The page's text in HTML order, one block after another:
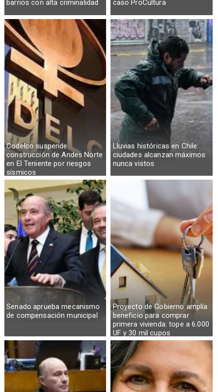
barrios con alta criminalidad
caso ProCultura
Codelco suspende
construcción de Andes Norte
en El Teniente por riesgos
sísmicos
Lluvias históricas en Chile:
ciudades alcanzan máximos
nunca vistos
Senado aprueba mecanismo
de compensación municipal
Proyecto de Gobierno amplía
beneficio para comprar
primera vivienda: tope a 6.000
UF y 30 mil cupos